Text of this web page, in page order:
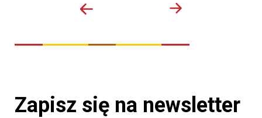
Zapisz się na newsletter